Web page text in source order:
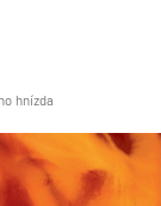
hnízda